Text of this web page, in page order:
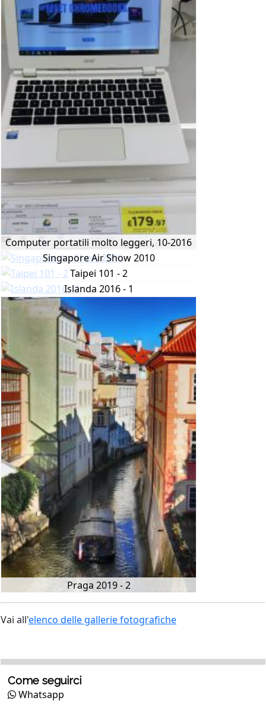
Computer portatili molto leggeri, 10-2016
Singapore Air Show 2010
Taipei 101 - 2
Islanda 2016 - 1
Praga 2019 - 2
Vai all'elenco delle gallerie fotografiche
Come seguirci
Whatsapp